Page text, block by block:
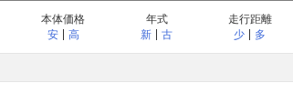
本体価格
安
高
年式
新
古
走行距離
少
多